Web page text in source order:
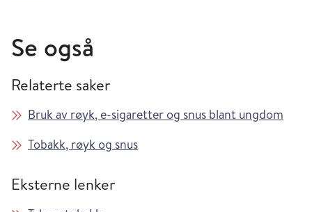
Se også
Relaterte saker
Bruk av røyk, e-sigaretter og snus blant ungdom
Tobakk, røyk og snus
Eksterne lenker